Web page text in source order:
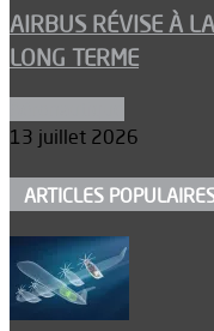
AIRBUS RÉVISE À
LONG TERME
13 juillet 2026
ARTICLES